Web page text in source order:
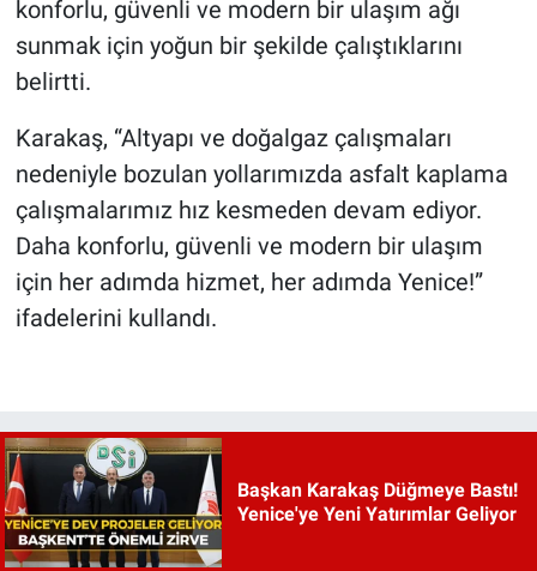
konforlu, güvenli ve modern bir ulaşım ağı
sunmak için yoğun bir şekilde çalıştıklarını
belirtti.
Karakaş, “Altyapı ve doğalgaz çalışmaları
nedeniyle bozulan yollarımızda asfalt kaplama
çalışmalarımız hız kesmeden devam ediyor.
Daha konforlu, güvenli ve modern bir ulaşım
için her adımda hizmet, her adımda Yenice!”
ifadelerini kullandı.
Başkan Karakaş Düğmeye Bastı!
Yenice'ye Yeni Yatırımlar Geliyor